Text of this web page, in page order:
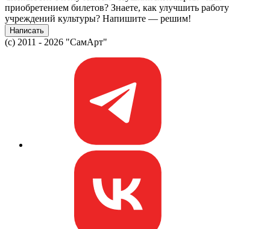
приобретением билетов? Знаете, как улучшить работу
учреждений культуры? Напишите — решим!
Написать
(c) 2011 - 2026 "СамАрт"